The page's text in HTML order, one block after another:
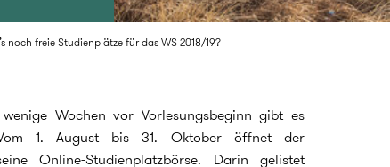
noch freie Studienplätze für das WS 2018/19?
Wochen vor Vorlesungsbeginn gibt es
1. August bis 31. Oktober öffnet der
Online-Studienplatzbörse. Darin gelistet